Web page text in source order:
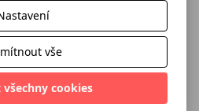
myšlení se zabývá tím, jak
i osobních, situacích, a také
jinak. Je inspirativní a
vtipu či protimluvu. Není
k vlastnímu myšlení. Je
vše
cookies